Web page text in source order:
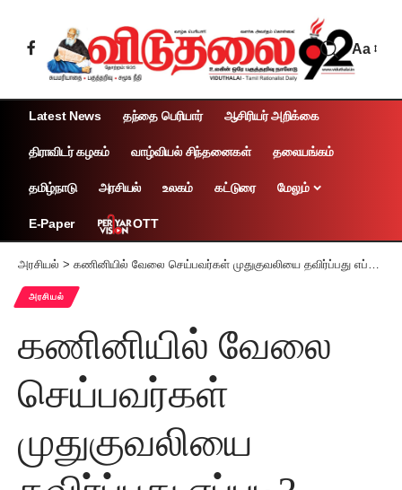
Aa
Latest News தந்தை பெரியார் ஆசிரியர் அறிக்கை
திராவிடர் கழகம் வாழ்வியல் சிந்தனைகள் தலையங்கம்
தமிழ்நாடு அரசியல் உலகம் கட்டுரை மேலும்
E-Paper OTT
அரசியல் > கணினியில் வேலை செய்பவர்கள் முதுகுவலியை தவிர்ப்பது எப்படி?
அரசியல்
கணினியில் வேலை
செய்பவர்கள்
முதுகுவலியை